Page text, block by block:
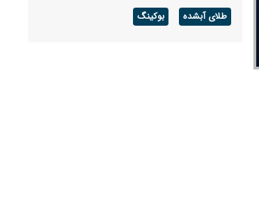
یک بنر علیه پزشکیان در تجمعات شبانه +‌ عکس
طلای آبشده بوکینگ